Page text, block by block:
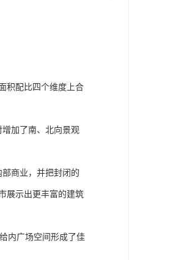
积配比四个维度上合
加了南、北向景观
商业，并把封闭的
展示出更丰富的建筑
内广场空间形成了佳